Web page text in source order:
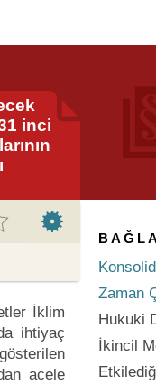
inci
İklim
ihtiyaç
acele
Zaman
Hukuki
İkincil